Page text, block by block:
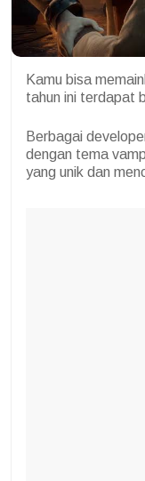
Kamu bisa
tahun ini terdapat
Berbagai
dengan tema
yang unik dan